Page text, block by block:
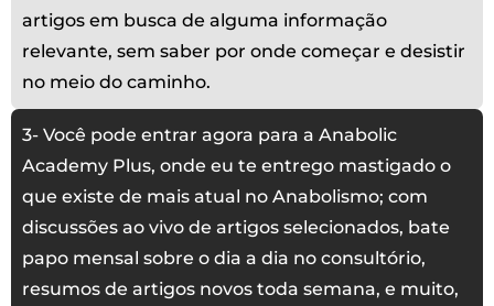
artigos em busca de alguma informação
relevante, sem saber por onde começar e desistir
no meio do caminho.
3- Você pode entrar agora para a Anabolic
Academy Plus, onde eu te entrego mastigado o
que existe de mais atual no Anabolismo; com
discussões ao vivo de artigos selecionados, bate
papo mensal sobre o dia a dia no consultório,
resumos de artigos novos toda semana, e muito,